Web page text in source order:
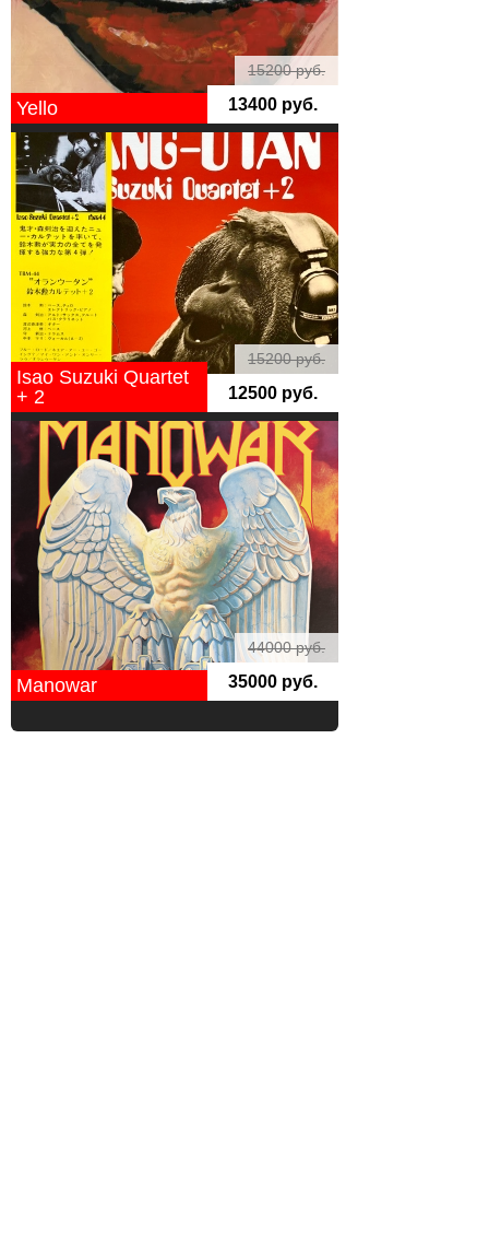
15200 руб.
Yello 13400 руб.
15200 руб.
Isao Suzuki Quartet
+ 2
12500 руб.
44000 руб.
Manowar 35000 руб.